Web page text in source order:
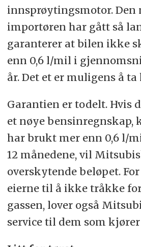
innsprøytingsmotor. Den
importøren har gått så
garanterer at bilen ikke
enn 0,6 l/mil i
år. Det et er muligens å ta
Garantien er todelt. Hvis
et nøye bensinregnskap,
har brukt mer enn 0,6 l/
12 månedene, vil
overskytende beløpet.
eierne til å ikke tråkke
gassen, lover også
service til dem som